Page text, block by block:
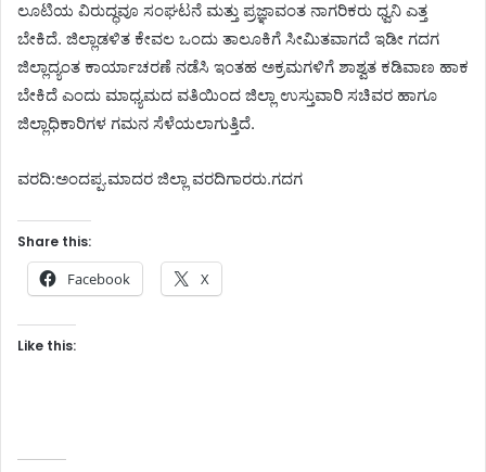
ಲೂಟಿಯ ವಿರುದ್ಧವೂ ಸಂಘಟನೆ ಮತ್ತು ಪ್ರಜ್ಞಾವಂತ ನಾಗರಿಕರು ಧ್ವನಿ ಎತ್ತ
ಬೇಕಿದೆ. ಜಿಲ್ಲಾಡಳಿತ ಕೇವಲ ಒಂದು ತಾಲೂಕಿಗೆ ಸೀಮಿತವಾಗದೆ ಇಡೀ ಗದಗ
ಜಿಲ್ಲಾದ್ಯಂತ ಕಾರ್ಯಾಚರಣೆ ನಡೆಸಿ ಇಂತಹ ಅಕ್ರಮಗಳಿಗೆ ಶಾಶ್ವತ ಕಡಿವಾಣ ಹಾಕ
ಬೇಕಿದೆ ಎಂದು ಮಾಧ್ಯಮದ ವತಿಯಿಂದ ಜಿಲ್ಲಾ ಉಸ್ತುವಾರಿ ಸಚಿವರ ಹಾಗೂ
ಜಿಲ್ಲಾಧಿಕಾರಿಗಳ ಗಮನ ಸೆಳೆಯಲಾಗುತ್ತಿದೆ.
ವರದಿ:ಅಂದಪ್ಪ.ಮಾದರ ಜಿಲ್ಲಾ ವರದಿಗಾರರು.ಗದಗ
Share this:
Facebook X
Like this: